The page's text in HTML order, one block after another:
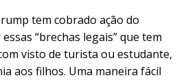
tem cobrado ação do
“brechas legais” que tem
visto de turista ou estudante,
aos filhos. Uma maneira fácil